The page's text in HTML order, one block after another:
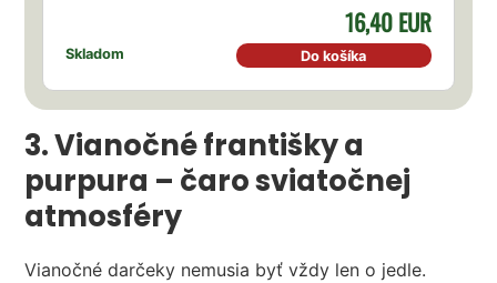
Skladom
16,40 EUR
Do košíka
3. Vianočné františky a
purpura – čaro sviatočnej
atmosféry
Vianočné darčeky nemusia byť vždy len o jedle.